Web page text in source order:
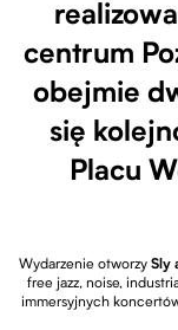
centrum
obejmie
się
Placu
Wydarzenie otworzy Sly
free jazz, noise,
immersyjnych